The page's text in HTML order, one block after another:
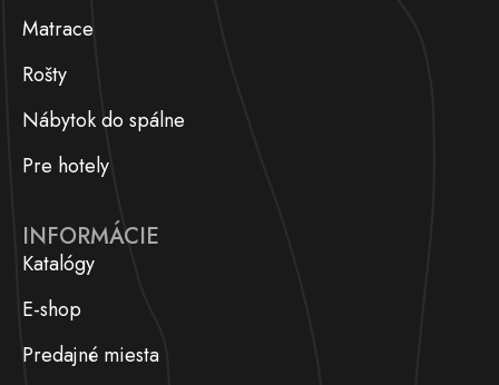
Matrace
Rošty
Nábytok do spálne
Pre hotely
INFORMÁCIE
Katalógy
E-shop
Predajné miesta